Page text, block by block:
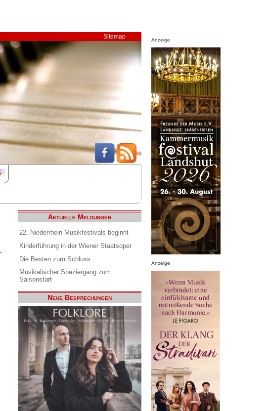
Sitemap
Aktuelle Meldungen
22. Niederrhein Musikfestivals beginnt
Kinderführung in der Wiener Staatsoper
Die Besten zum Schluss
Musikalischer Spaziergang zum
Saisonstart
Neue Besprechungen
Anzeige
Anzeige